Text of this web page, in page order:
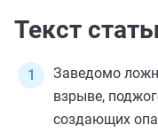
Текст
Заведомо
взрыве,
создающих